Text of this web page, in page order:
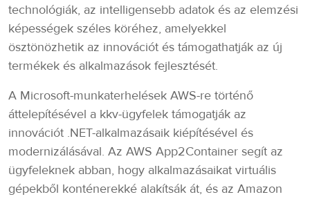
technológiák, az intelligensebb adatok és az elemzési
képességek széles köréhez, amelyekkel
ösztönözhetik az innovációt és támogathatják az új
termékek és alkalmazások fejlesztését.
A Microsoft-munkaterhelések AWS-re történő
áttelepítésével a kkv-ügyfelek támogatják az
innovációt .NET-alkalmazásaik kiépítésével és
modernizálásával. Az AWS App2Container segít az
ügyfeleknek abban, hogy alkalmazásaikat virtuális
gépekből konténerekké alakítsák át, és az Amazon